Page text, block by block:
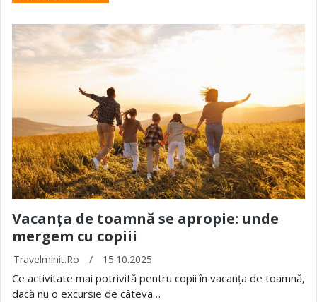
Vacanța de toamnă se apropie: unde
mergem cu copiii
Travelminit.ro / 15.10.2025
Ce activitate mai potrivită pentru copii în vacanța de toamnă,
dacă nu o excursie de câteva…